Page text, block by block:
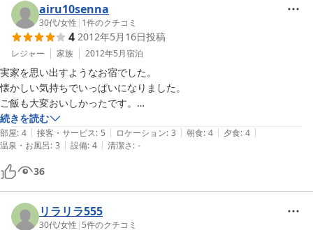
りと大満足です。
部屋はおばあちゃんの家のような落ち着く雰囲気でしたが、古いだけあ
り子供が
歩いてもきしむ感じがありました。古民家ならではですね。
子供は６歳と４歳が２人ずつだたため非常にうるさかったと思います
が、にこやかに対応していただき、至れり尽くせりでゆっくりすること
が出来ました。
またスキーに行ったときには利用したいと思います。
airu10senna
30代/女性 | 1件のクチコミ
4 2012年5月16日投稿
レジャー 家族 2012年5月宿泊
実家を思い出すようなお宿でした。
懐かしい気持ちでいっぱいになりました。
ご飯も大変おいしかったです。
子供のご飯は予約しませんでしたが、用意していただきありがとうござ
いました。
ただ、一点、残念だったのが、朝食で出された納豆の賞味期限が1週間
以上切れていたことです・・・。ちょっと気をつけてみていただけると
いいかな〜と思います。
続きを読む
部屋: 4 | 接客・サービス: 5 | ロケーション: 3 | 朝食: 4 | 夕食: 4 |
温泉・お風呂: 3 | 設備: 4 | 清潔さ: -
36
リラリラ555
30代/女性 | 5件のクチコミ